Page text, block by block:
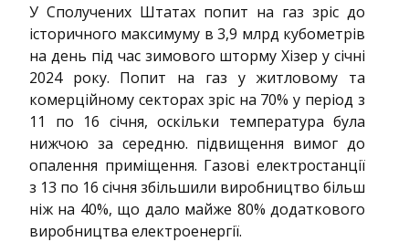
У Сполучених Штатах попит на газ зріс до
історичного максимуму в 3,9 млрд кубометрів
на день під час зимового шторму Хізер у січні
2024 року. Попит на газ у житловому та
комерційному секторах зріс на 70% у період з
11 по 16 січня, оскільки температура була
нижчою за середню. підвищення вимог до
опалення приміщення. Газові електростанції
з 13 по 16 січня збільшили виробництво більш
ніж на 40%, що дало майже 80% додаткового
виробництва електроенергії.